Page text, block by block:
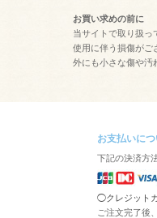
お買い求めの前に
当サイトで取り扱っ
使用に伴う損傷がご
外にも小さな傷や汚
お支払いにつ
下記の決済方
◯クレジット
ご注文完了後